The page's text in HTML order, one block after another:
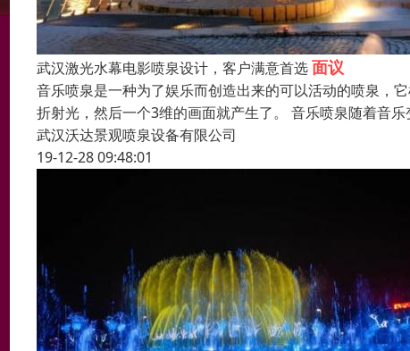
武汉激光水幕电影喷泉设计，客户满意首选面议
音乐喷泉是一种为了娱乐而创造出来的可以活动的喷泉，
折射光，然后一个3维的画面就产生了。 音乐喷泉随着音
武汉沃达景观喷泉设备有限公司
19-12-28 09:48:01